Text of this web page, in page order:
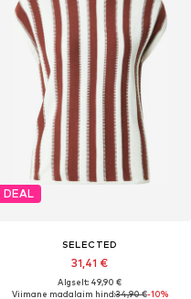
DEAL
SELECTED
31,41 €
Algselt: 49,90 €
Viimane madalaim hind:34,90 €-10%